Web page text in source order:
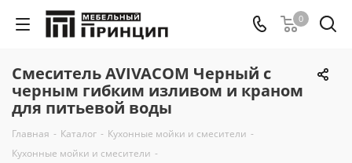
0
Смеситель AVIVACOM Черный с
черным гибким изливом и краном
для питьевой воды
Главная - Каталог - Кухонные мойки и смесители -
Кухонные мойки и смесители -